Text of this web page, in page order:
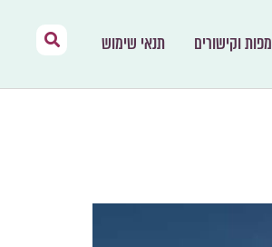
מפות וקישורים תנאי שימוש